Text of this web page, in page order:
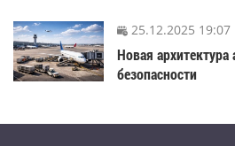
25.12.2025 19:07
Новая
безопасности